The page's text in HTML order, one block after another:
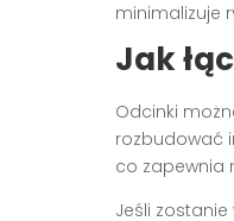
minimalizuje
Jak
Odcinki
rozbudować
co zapewnia
Jeśli